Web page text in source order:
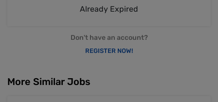
Already Expired
Don't have an account?
REGISTER NOW!
More Similar Jobs